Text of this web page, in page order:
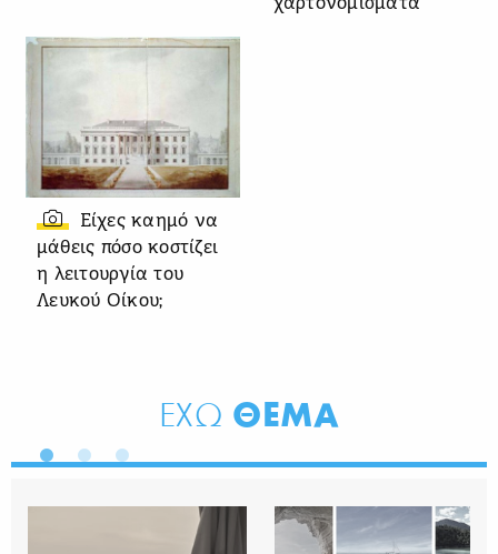
χαρτονομίσματα
Είχες καημό να
μάθεις πόσο κοστίζει
η λειτουργία του
Λευκού Οίκου;
ΕΧΩ ΘΕΜΑ